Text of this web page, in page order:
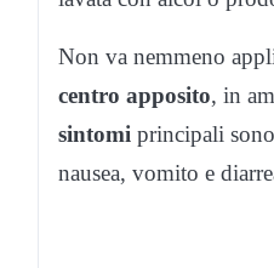
Non va nemmeno
centro apposito, in
sintomi principali
nausea, vomito e